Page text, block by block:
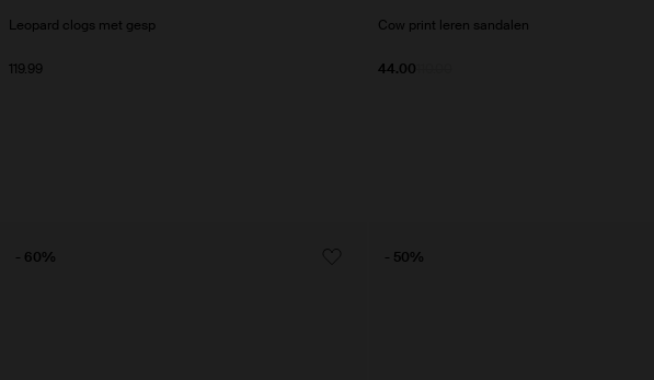
Leopard clogs met gesp
119.99
Cow print leren sandalen
44.00
- 60% - 50%